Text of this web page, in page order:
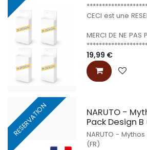
CECI est une
MERCI DE NE PAS
19,99 €
RESERVATION
NARUTO -
Pack Design B
NARUTO -
(FR)